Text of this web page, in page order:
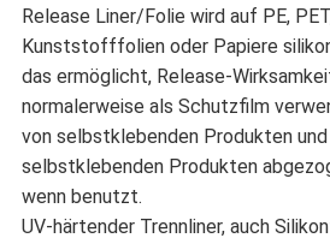
Release Liner/Folie wird auf PE,
Kunststofffolien oder Papiere
das ermöglicht, Release-
normalerweise als Schutzfilm
von selbstklebenden Produkten
selbstklebenden Produkten
wenn benutzt.
UV-härtender Trennliner, auch